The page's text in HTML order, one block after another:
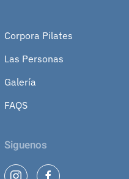
Corpora Pilates
Las Personas
Galería
FAQS
Siguenos